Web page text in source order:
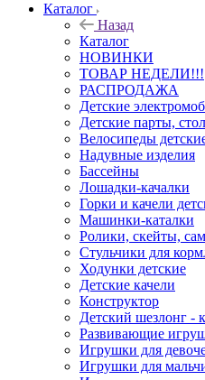
Каталог
Назад
Каталог
НОВИНКИ
ТОВАР НЕДЕЛИ!!!
РАСПРОДАЖА
Детские
Детские парты,
Велосипеды
Надувные изделия
Бассейны
Лошадки-качалки
Горки и качели
Машинки-каталки
Ролики, скейты,
Стульчики для
Ходунки детские
Детские качели
Конструктор
Детский шезлонг -
Развивающие
Игрушки для
Игрушки для